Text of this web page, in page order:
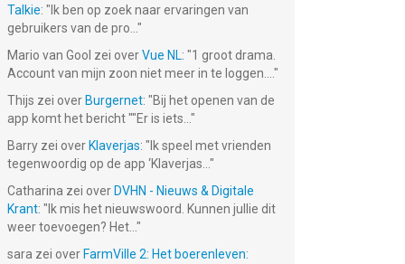
Talkie: " Ik ben op zoek naar ervaringen van
gebruikers van de pro... "
Mario van Gool zei overVue NL: "1 groot drama.
Account van mijn zoon niet meer in te loggen.... "
Thijs zei over Burgernet: "Bij het openen van de
app komt het bericht ""Er is iets... "
Barry zei over Klaverjas: " Ik speel met vrienden
tegenwoordig op de app ‘Klaverjas... "
Catharina zei over DVHN - Nieuws & Digitale
Krant: " Ik mis het nieuwswoord. Kunnen jullie dit
weer toevoegen? Het... "
sara zei over FarmVille 2: Het boerenleven: